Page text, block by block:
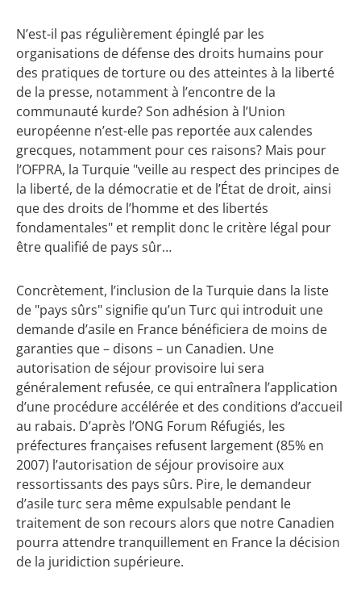
N’est-il pas régulièrement épinglé par les
organisations de défense des droits humains pour
des pratiques de torture ou des atteintes à la liberté
de la presse, notamment à l’encontre de la
communauté kurde? Son adhésion à l’Union
européenne n’est-elle pas reportée aux calendes
grecques, notamment pour ces raisons? Mais pour
l’OFPRA, la Turquie "veille au respect des principes de
la liberté, de la démocratie et de l’État de droit, ainsi
que des droits de l’homme et des libertés
fondamentales" et remplit donc le critère légal pour
être qualifié de pays sûr…
Concrètement, l’inclusion de la Turquie dans la liste
de "pays sûrs" signifie qu’un Turc qui introduit une
demande d’asile en France bénéficiera de moins de
garanties que – disons – un Canadien. Une
autorisation de séjour provisoire lui sera
généralement refusée, ce qui entraînera l’application
d’une procédure accélérée et des conditions d’accueil
au rabais. D’après l’ONG Forum Réfugiés, les
préfectures françaises refusent largement (85% en
2007) l’autorisation de séjour provisoire aux
ressortissants des pays sûrs. Pire, le demandeur
d’asile turc sera même expulsable pendant le
traitement de son recours alors que notre Canadien
pourra attendre tranquillement en France la décision
de la juridiction supérieure.